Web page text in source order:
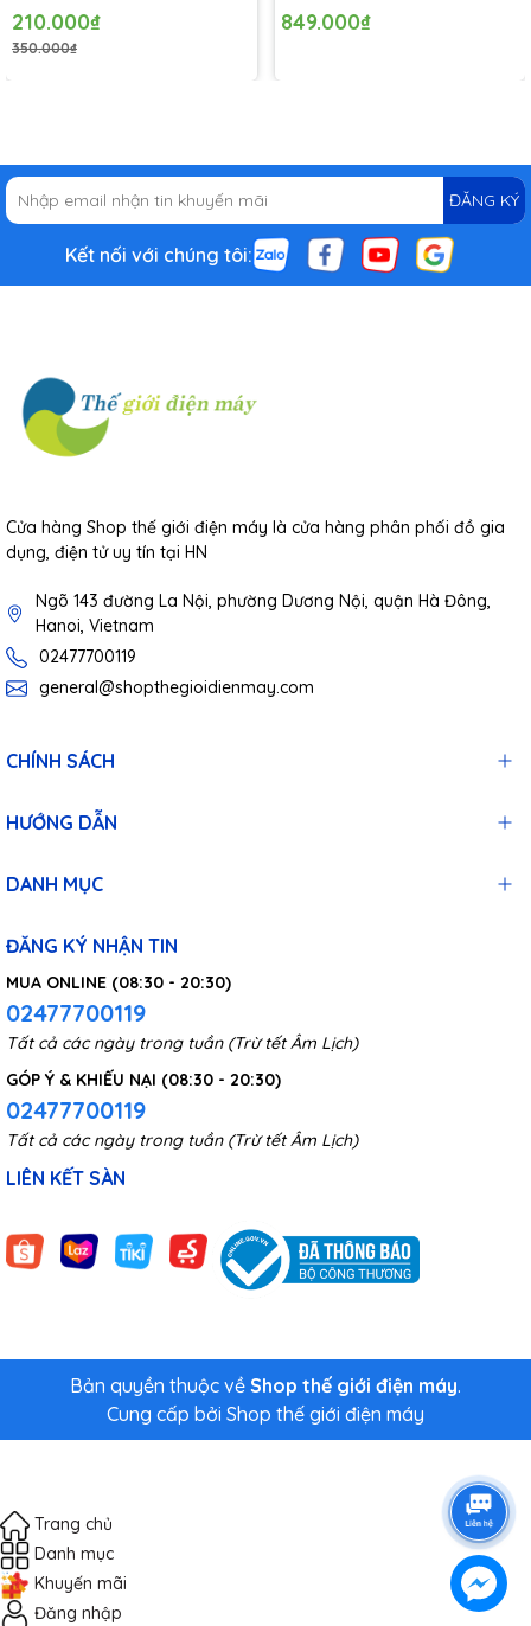
1 tháng
210.000₫
350.000₫
849.000₫
ĐĂNG KÝ
Kết nối với chúng tôi:
Cửa hàng Shop thế giới điện máy là cửa hàng phân phối đồ gia
dụng, điện tử uy tín tại HN
Ngõ 143 đường La Nội, phường Dương Nội, quận Hà Đông,
Hanoi, Vietnam
02477700119
general@shopthegioidienmay.com
CHÍNH SÁCH
HƯỚNG DẪN
DANH MỤC
ĐĂNG KÝ NHẬN TIN
MUA ONLINE (08:30 - 20:30)
02477700119
Tất cả các ngày trong tuần (Trừ tết Âm Lịch)
GÓP Ý & KHIẾU NẠI (08:30 - 20:30)
02477700119
Tất cả các ngày trong tuần (Trừ tết Âm Lịch)
LIÊN KẾT SÀN
Bản quyền thuộc về Shop thế giới điện máy.
Cung cấp bởi Shop thế giới điện máy
Trang chủ
Danh mục
Khuyến mãi
Đăng nhập